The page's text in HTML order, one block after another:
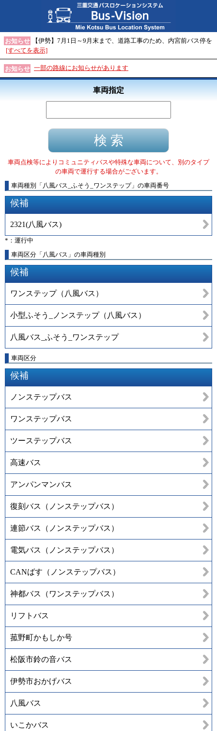
お知らせ
【伊勢】7月1日～9月末まで、道路工事のため、内宮前バス停を
[すべてを表示]
お知らせ 一部の路線にお知らせがあります
車両指定
車両点検等によりコミュニティバスや特殊な車両について、別のタイプ
の車両で運行する場合がございます。
車両種別
「 八風バス_ふそう_ワンステップ」 の車両番号
候補
2321(八風バス)
*：運行中
車両区分「八風バス」の車両種別
候補
ワンステップ（八風バス）
小型ふそう_ノンステップ（八風バス）
八風バス_ふそう_ワンステップ
車両区分
候補
ノンステップバス
ワンステップバス
ツーステップバス
高速バス
アンパンマンバス
復刻バス（ノンステップバス）
連節バス（ノンステップバス）
電気バス（ノンステップバス）
CANばす（ノンステップバス）
神都バス（ワンステップバス）
リフトバス
菰野町かもしか号
松阪市鈴の音バス
伊勢市おかげバス
八風バス
いこかバス